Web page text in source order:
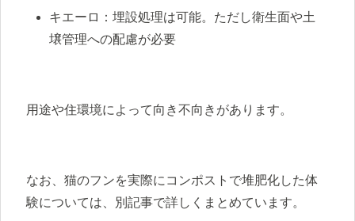
キエーロ：埋設処理は可能。ただし衛生面や土
壌管理への配慮が必要
用途や住環境によって向き不向きがあります。
なお、猫のフンを実際にコンポストで堆肥化した体
験については、別記事で詳しくまとめています。